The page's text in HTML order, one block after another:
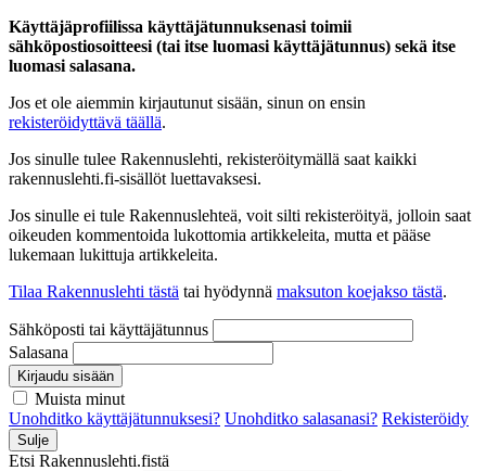
Käyttäjäprofiilissa käyttäjätunnuksenasi toimii
sähköpostiosoitteesi (tai itse luomasi käyttäjätunnus) sekä itse
luomasi salasana.
Jos et ole aiemmin kirjautunut sisään, sinun on ensin
rekisteröidyttävä täällä.
Jos sinulle tulee Rakennuslehti, rekisteröitymällä saat kaikki
rakennuslehti.fi-sisällöt luettavaksesi.
Jos sinulle ei tule Rakennuslehteä, voit silti rekisteröityä, jolloin saat
oikeuden kommentoida lukottomia artikkeleita, mutta et pääse
lukemaan lukittuja artikkeleita.
Tilaa Rakennuslehti tästä tai hyödynnä maksuton koejakso tästä.
Sähköposti tai käyttäjätunnus
Salasana
Kirjaudu sisään
Muista minut
Unohditko käyttäjätunnuksesi? Unohditko salasanasi? Rekisteröidy
Sulje
Etsi Rakennuslehti.fistä